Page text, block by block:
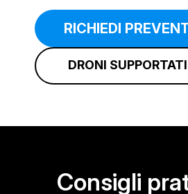
RICHIEDI
DRONI SUPPORTATI
Consigli